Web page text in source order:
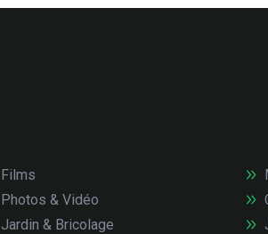
Films
Photos & Vidéo
Jardin & Bricolage